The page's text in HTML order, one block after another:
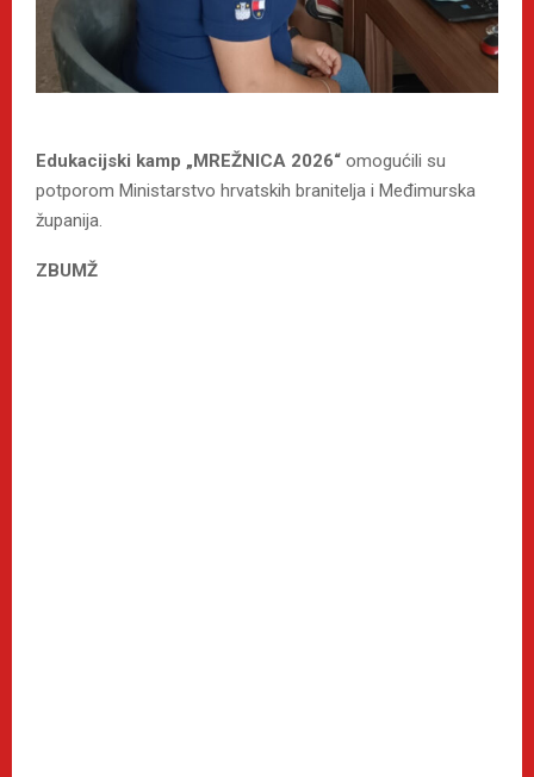
Edukacijski kamp „MREŽNICA 2026“ omogućili su
potporom Ministarstvo hrvatskih branitelja i Međimurska
županija.
ZBUMŽ